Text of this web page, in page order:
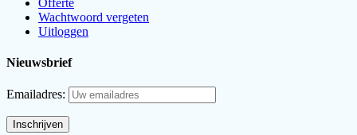
Wachtwoord vergeten
Uitloggen
Nieuwsbrief
Emailadres: